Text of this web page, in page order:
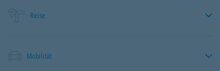
Reise
Mobilität